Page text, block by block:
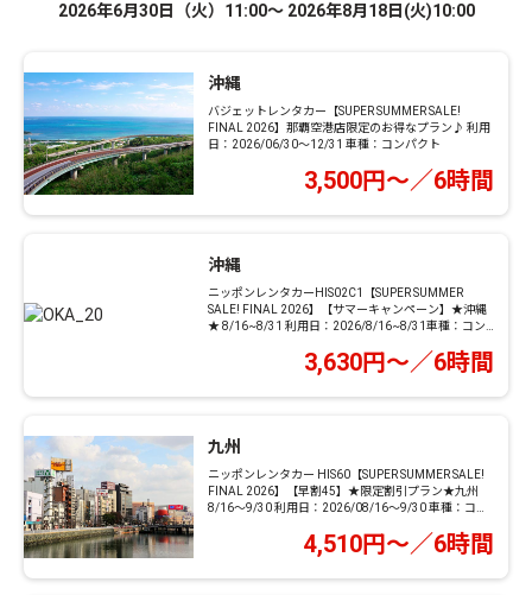
2026年6月30日（火）11:00～ 2026年8月18日(火)10:00
沖縄
バジェットレンタカー【SUPER SUMMER SALE!
FINAL 2026】那覇空港店限定のお得なプラン♪ 利用
日：2026/06/30～12/31 車種：コンパクト
3,500円～／6時間
沖縄
ニッポンレンタカーHIS02C1【SUPER SUMMER
SALE! FINAL 2026】【サマーキャンペーン】★沖縄
★ 8/16~8/31 利用日：2026/8/16~8/31車種：コン
3,630円～／6時間
九州
ニッポンレンタカー HIS60【SUPER SUMMER SALE!
FINAL 2026】【早割45】★限定割引プラン★九州
8/16～9/30 利用日：2026/08/16～9/30 車種：コン
4,510円～／6時間